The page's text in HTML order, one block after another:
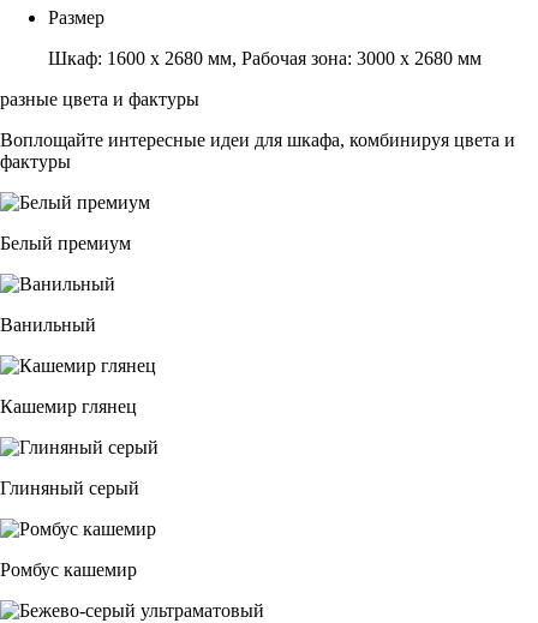
Размер
Шкаф: 1600 х 2680 мм, Рабочая зона: 3000 х 2680 мм
разные цвета и фактуры
Воплощайте интересные идеи для шкафа, комбинируя цвета и
фактуры
Белый премиум
Ванильный
Кашемир глянец
Глиняный серый
Ромбус кашемир